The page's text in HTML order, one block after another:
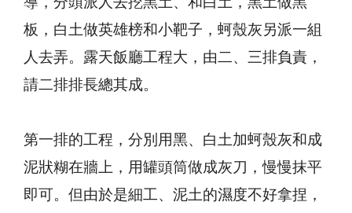
板，白土做英雄榜和小靶子，蚵殼灰另派一組
人去弄。露天飯廳工程大，由二、三排負責，
請二排排長總其成。
第一排的工程，分別用黑、白土加蚵殼灰和成
泥狀糊在牆上，用罐頭筒做成灰刀，慢慢抹平
即可。但由於是細工、泥土的濕度不好拿捏，